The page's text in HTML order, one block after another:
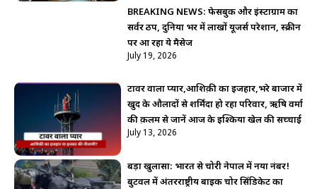
BREAKING NEWS: फेसबुक और इंस्टाग्राम का
सर्वर ठप, दुनिया भर में लाखों यूजर्स परेशान, स्क्रीन
पर आ रहा ये मैसेज
July 19, 2026
टावर वाला प्यार,आशिक़ी का इजहार,भरे बाजार में
खुद के औलादों से शर्मिंदा हो रहा परिवार, ऋषि वर्मा
की क़लम से जानें आज के इश्किया खेल की सच्चाई
July 13, 2026
बड़ा खुलासा: भारत से चोरी नेपाल में नया नंबर!
बुटवल में अंतरराष्ट्रीय बाइक चोर सिंडिकेट का